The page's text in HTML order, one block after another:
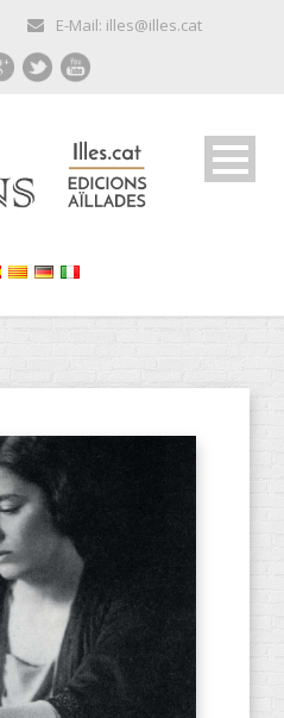
E-Mail: illes@illes.cat